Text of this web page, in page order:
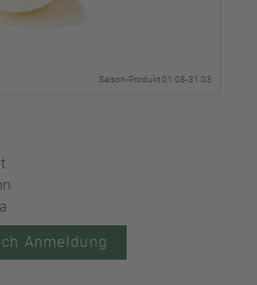
Saison-Produkt 01.08-31.03
Anmeldung